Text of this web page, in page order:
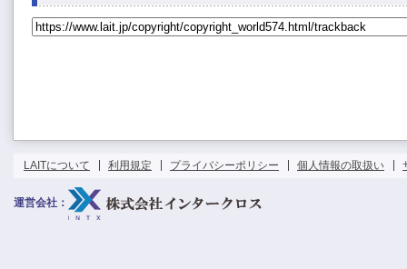
LAITについて 利用規定 プライバシーポリシー 個人情報の取扱い
運営会社：